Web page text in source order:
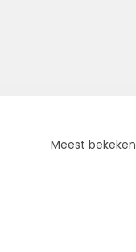
Meest bekeken